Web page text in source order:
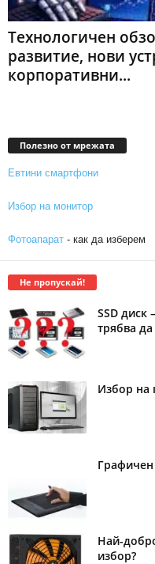
Технологичен
развитие, нови
корпоративни...
Полезно от мрежата
Евтини смартфони
Избор на монитор
Фотоапарат - как да изберем
Не пропускай!
SSD диск
трябва
Избор на
Графичен
Най-
избор?